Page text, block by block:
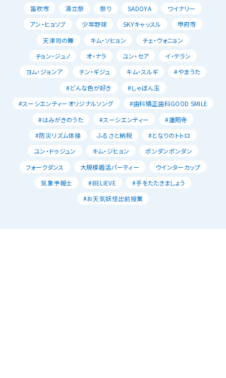
笛吹市
湯立祭 祭り SADOYA
ワイナリー
アン・ヒョソブ
少年野球 SKYキャッスル
甲府市
天津司の舞
キム・ソヒョン
チェ・ウォニョン
チョン・ジュノ
オ・ナラ ユン・セア
イ・テラン
ヨム・ジョンア
チン・ギジュ キム・スルギ
#やまうた
#どんな色が好き
#しゃぼん玉
#スーシエンティーオリジナルソング
#歯科矯正歯科GOOD SMILE
#はみがきのうた
#スーシエンティー
#蓮照寺
#防災リズム体操
ふるさと納税
#となりのトトロ
ユン・ドゥジュン
キム・ジヒョン
ポンダンポンダン
フォークダンス
大規模婚活パーティー
ウインターカップ
気象予報士
#BELIEVE
#手をたたきましょう
#お天気妖怪出前授業